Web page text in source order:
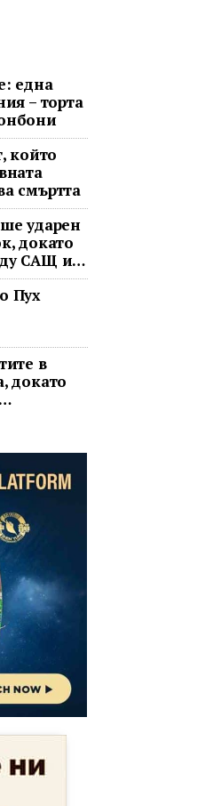
една
– торта
който
смъртта
ударен
докато
САЩ и
Пух
в
докато